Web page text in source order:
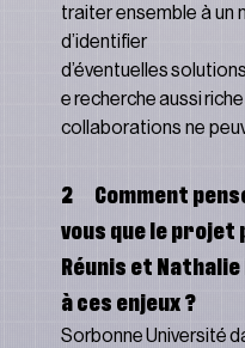
traiter ensemble à un
d’identifier
d’éventuelles
e recherche aussi
collaborations ne
2      Comment
vous que le
Réunis et
à ces enjeux ?
Sorbonne Université